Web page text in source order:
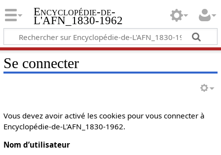
Encyclopédie-de-
L'AFN_1830-1962
Se connecter
Vous devez avoir activé les cookies pour vous connecter à
Encyclopédie-de-L'AFN_1830-1962.
Nom d’utilisateur